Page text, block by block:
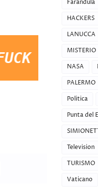
LIKE a
Farandula
HACKERS
LANUCCA
MISTERIO
NASA
PALERMO
Politica
Punta del
Television
TURISMO
Vaticano